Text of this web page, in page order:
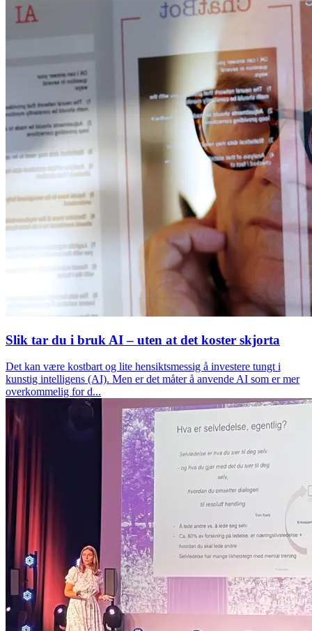
Slik tar du i bruk AI – uten at det koster skjorta
Det kan være kostbart og lite hensiktsmessig å investere tungt i
kunstig intelligens (AI). Men er det måter å anvende AI som er mer
overkommelig for d...